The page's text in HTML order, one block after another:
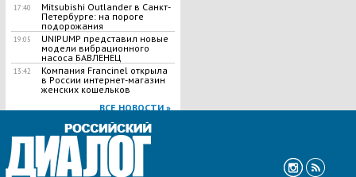
17:40
Mitsubishi Outlander в Санкт-
Петербурге: на пороге
подорожания
19:05
UNIPUMP представил новые
модели вибрационного
насоса БАВЛЕНЕЦ
13:42
Компания Francinel открыла
в России интернет-магазин
женских кошельков
ВСЕ НОВОСТИ »